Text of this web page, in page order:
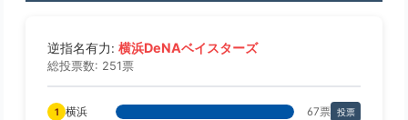
逆指名有力: 横浜DeNAベイスターズ
総投票数: 251票
1 横浜 67票 投票